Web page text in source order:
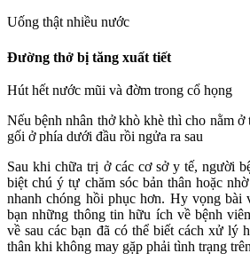
Uống thật nhiều nước
Đường thở bị tăng xuất tiết
Hút hết nước mũi và đờm trong cổ họng
Nếu bệnh nhân thở khò khè thì cho nằm
gối ở phía dưới đầu rồi ngửa ra sau
Sau khi chữa trị ở các cơ sở y tế, người
biệt chú ý tự chăm sóc bản thân hoặc
nhanh chóng hồi phục hơn. Hy vọng bài
bạn những thông tin hữu ích về bệnh
về sau các bạn đã có thể biết cách xử lý
thân khi không may gặp phải tình trạng